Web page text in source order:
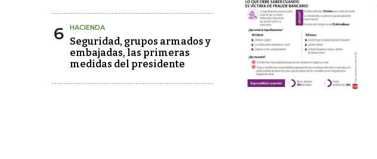
6 HACIENDA
Seguridad, grupos armados y
embajadas, las primeras
medidas del presidente